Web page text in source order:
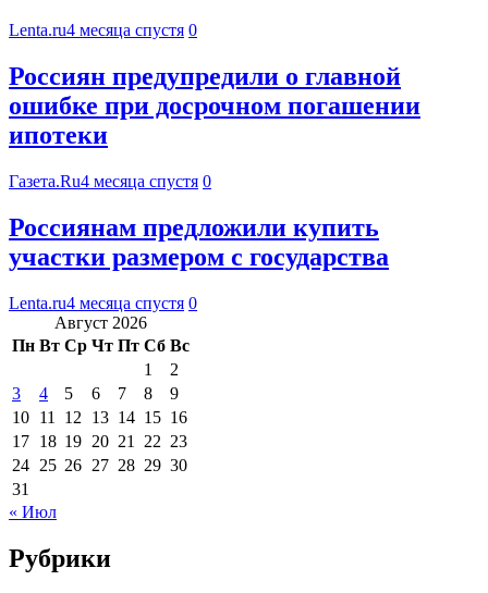
Lenta.ru4 месяца спустя 0
Россиян предупредили о главной
ошибке при досрочном погашении
ипотеки
Газета.Ru4 месяца спустя 0
Россиянам предложили купить
участки размером с государства
Lenta.ru4 месяца спустя 0
Август 2026
Пн Вт Ср Чт Пт Сб Вс
1
2
3
4 5 6 7 8
9
10 11 12 13 14 15 16
17 18 19 20 21 22 23
24 25 26 27 28 29 30
31
« Июл
Рубрики